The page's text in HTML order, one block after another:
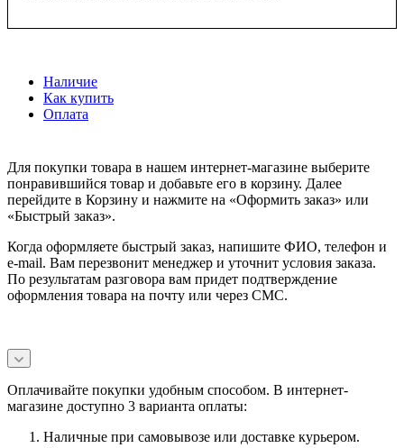
Наличие
Как купить
Оплата
Для покупки товара в нашем интернет-магазине выберите
понравившийся товар и добавьте его в корзину. Далее
перейдите в Корзину и нажмите на «Оформить заказ» или
«Быстрый заказ».
Когда оформляете быстрый заказ, напишите ФИО, телефон и
e-mail. Вам перезвонит менеджер и уточнит условия заказа.
По результатам разговора вам придет подтверждение
оформления товара на почту или через СМС.
Оплачивайте покупки удобным способом. В интернет-
магазине доступно 3 варианта оплаты:
Наличные при самовывозе или доставке курьером.